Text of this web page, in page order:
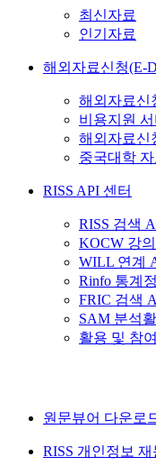
최신자료
인기자료
해외자료신청(E-
해외자료신
비용지원
해외자료신
중국대학
RISS API 센터
RISS 검색
KOCW 강
WILL 연계
Rinfo 통계
FRIC 검색
SAM 분석
활용 및 참
원문뷰어 다운로
RISS 개인정보 재